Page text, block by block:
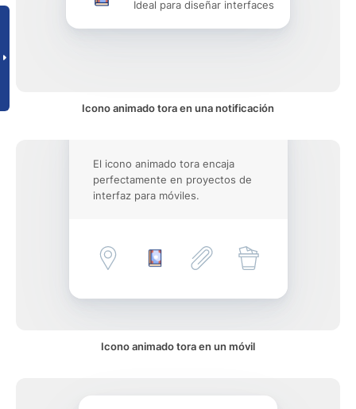
Ideal para diseñar interfaces
Icono animado tora en una notificación
El icono animado tora encaja
perfectamente en proyectos de
interfaz para móviles.
Icono animado tora en un móvil